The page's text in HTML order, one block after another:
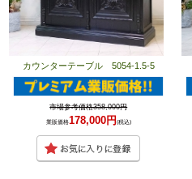
カウンターテーブル 5054-1.5-5
市場参考価格358,000円
業販価格178,000円 (税込)